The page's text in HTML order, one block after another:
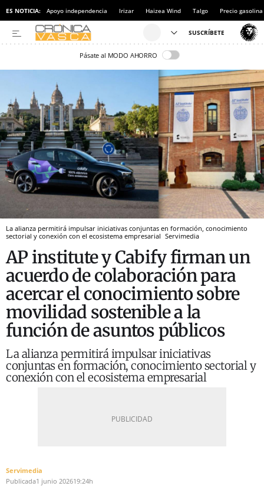
ES NOTICIA: Apoyo independencia Irizar Haizea Wind Talgo Precio gasolina
Pásate al MODO AHORRO
La alianza permitirá impulsar iniciativas conjuntas en formación, conocimiento
sectorial y conexión con el ecosistema empresarial Servimedia
AP institute y Cabify firman un
acuerdo de colaboración para
acercar el conocimiento sobre
movilidad sostenible a la
función de asuntos públicos
La alianza permitirá impulsar iniciativas
conjuntas en formación, conocimiento sectorial y
conexión con el ecosistema empresarial
Servimedia
Publicada1 junio 202619:24h